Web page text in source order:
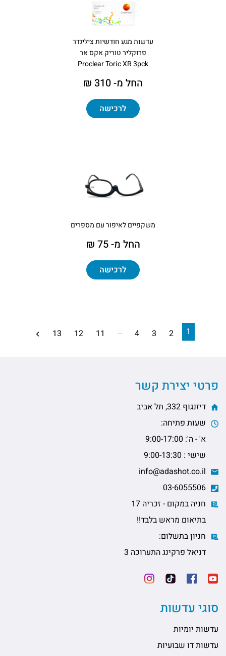
עדשות מגע חודשיות צילינדר
פרוקליר טוריק אקס אר
Proclear Toric XR 3pck
החל מ- 310 ₪
לרכישה
משקפיים לאיפור עם מספרים
החל מ- 75 ₪
לרכישה
1
2
3
4
…
11
12
13
פרטי יצירת קשר
דיזנגוף 332, תל אביב
שעות פתיחה:
א' - ה': 9:00-17:00
שישי : 9:00-13:30
חניה במקום - זכריה 17
בתיאום מראש בלבד!!
חניון בתשלום:
דניאל פרקינג התערוכה 3
סוגי עדשות
עדשות יומיות
עדשות דו שבועיות